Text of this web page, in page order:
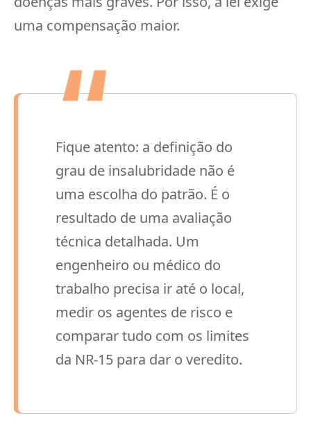
uma compensação maior.
Fique atento: a definição do
grau de insalubridade não é
uma escolha do patrão. É o
resultado de uma avaliação
técnica detalhada. Um
engenheiro ou médico do
trabalho precisa ir até o local,
medir os agentes de risco e
comparar tudo com os limites
da NR-15 para dar o veredito.